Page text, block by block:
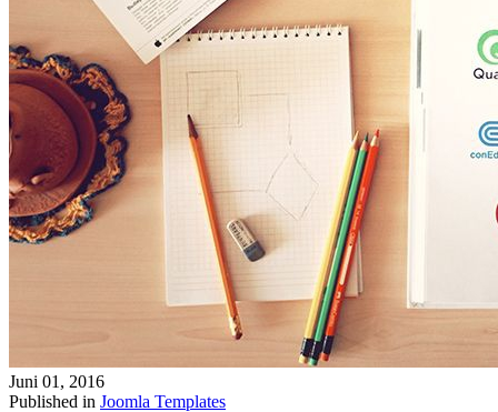
Juni 01, 2016
Published in Joomla Templates